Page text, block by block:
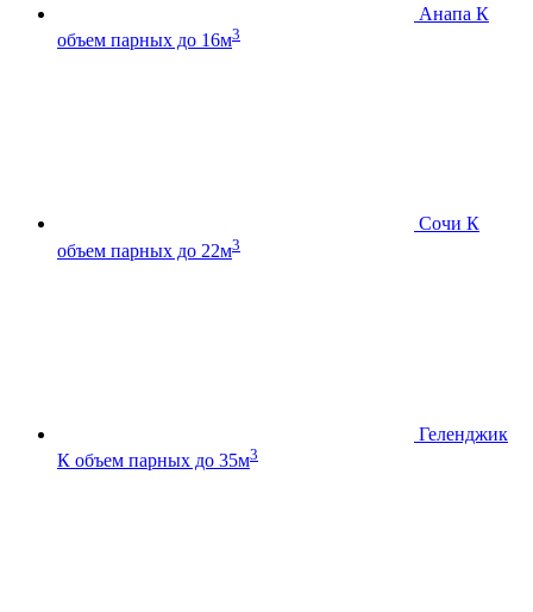
Анапа К
объем парных до 16м3
Сочи К
объем парных до 22м3
Геленджик
К объем парных до 35м3